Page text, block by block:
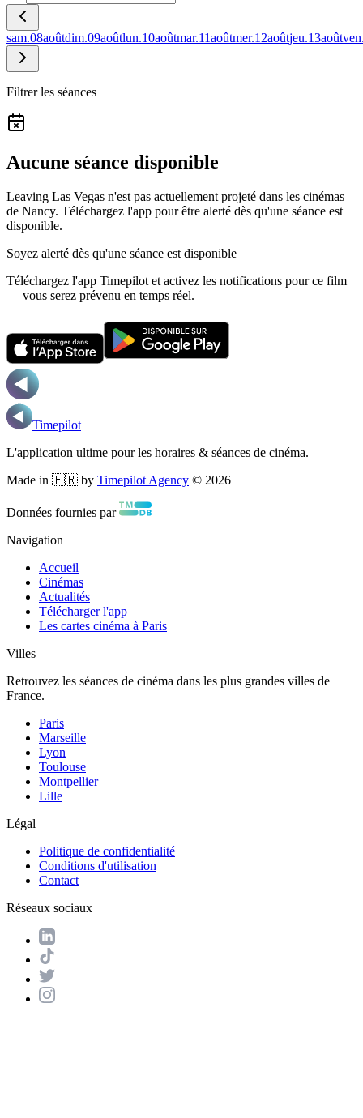
sam.08aoûtdim.09aoûtlun.10aoûtmar.11aoûtmer.12aoûtjeu.13août
Filtrer les séances
Aucune séance disponible
Leaving Las Vegas n'est pas actuellement projeté dans les cinémas
de Nancy. Téléchargez l'app pour être alerté dès qu'une séance est
disponible.
Soyez alerté dès qu'une séance est disponible
Téléchargez l'app Timepilot et activez les notifications pour ce film
— vous serez prévenu en temps réel.
Timepilot
L'application ultime pour les horaires & séances de cinéma.
Made in 🇫🇷 by Timepilot Agency © 2026
Données fournies par
Navigation
Accueil
Cinémas
Actualités
Télécharger l'app
Les cartes cinéma à Paris
Villes
Retrouvez les séances de cinéma dans les plus grandes villes de
France.
Paris
Marseille
Lyon
Toulouse
Montpellier
Lille
Légal
Politique de confidentialité
Conditions d'utilisation
Contact
Réseaux sociaux